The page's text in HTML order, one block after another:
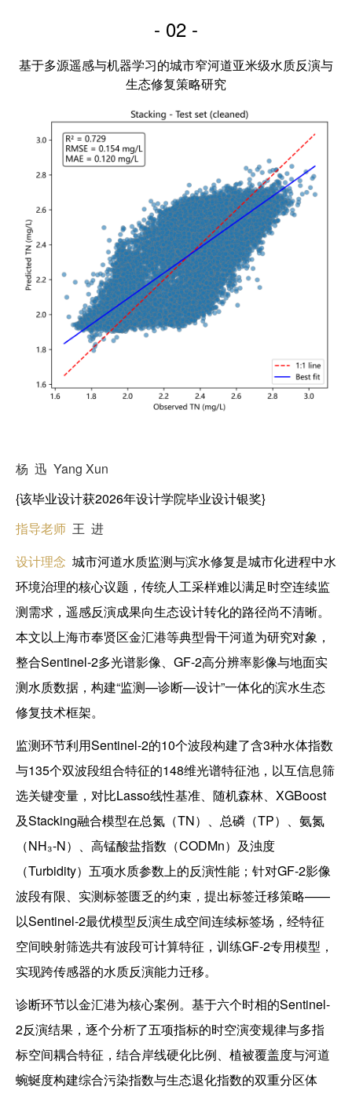
- 02 -
基于多源遥感与机器学习的城市窄河道亚米级水质反演与
生态修复策略研究
杨 迅 Yang Xun
{该毕业设计获2026年设计学院毕业设计银奖}
指导老师 王 进
设计理念 城市河道水质监测与滨水修复是城市化进程中水
环境治理的核心议题，传统人工采样难以满足时空连续监
测需求，遥感反演成果向生态设计转化的路径尚不清晰。
本文以上海市奉贤区金汇港等典型骨干河道为研究对象，
整合Sentinel-2多光谱影像、GF-2高分辨率影像与地面实
测水质数据，构建“监测—诊断—设计”一体化的滨水生态
修复技术框架。
监测环节利用Sentinel-2的10个波段构建了含3种水体指数
与135个双波段组合特征的148维光谱特征池，以互信息筛
选关键变量，对比Lasso线性基准、随机森林、XGBoost
及Stacking融合模型在总氮（TN）、总磷（TP）、氨氮
（NH₃-N）、高锰酸盐指数（CODMn）及浊度
（Turbidity）五项水质参数上的反演性能；针对GF-2影像
波段有限、实测标签匮乏的约束，提出标签迁移策略——
以Sentinel-2最优模型反演生成空间连续标签场，经特征
空间映射筛选共有波段可计算特征，训练GF-2专用模型，
实现跨传感器的水质反演能力迁移。
诊断环节以金汇港为核心案例。基于六个时相的Sentinel-
2反演结果，逐个分析了五项指标的时空演变规律与多指
标空间耦合特征，结合岸线硬化比例、植被覆盖度与河道
蜿蜒度构建综合污染指数与生态退化指数的双重分区体